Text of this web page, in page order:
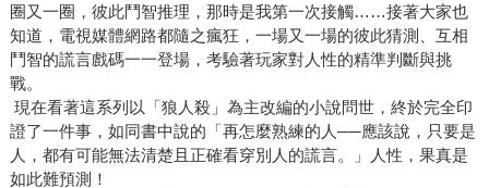
圈又一圈，彼此鬥智推理，那時是我第一次接觸……接著大家也
知道，電視媒體網路都隨之瘋狂，一場又一場的彼此猜測、互相
鬥智的謊言戲碼一一登場，考驗著玩家對人性的精準判斷與挑
戰。
現在看著這系列以「狼人殺」為主改編的小說問世，終於完全印
證了一件事，如同書中說的「再怎麼熟練的人──應該說，只要是
人，都有可能無法清楚且正確看穿別人的謊言。」人性，果真是
如此難預測！